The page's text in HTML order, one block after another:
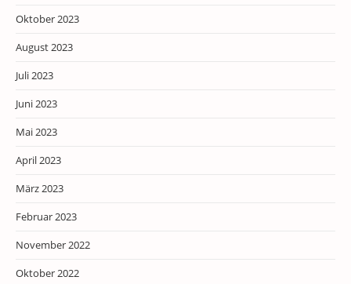
Oktober 2023
August 2023
Juli 2023
Juni 2023
Mai 2023
April 2023
März 2023
Februar 2023
November 2022
Oktober 2022